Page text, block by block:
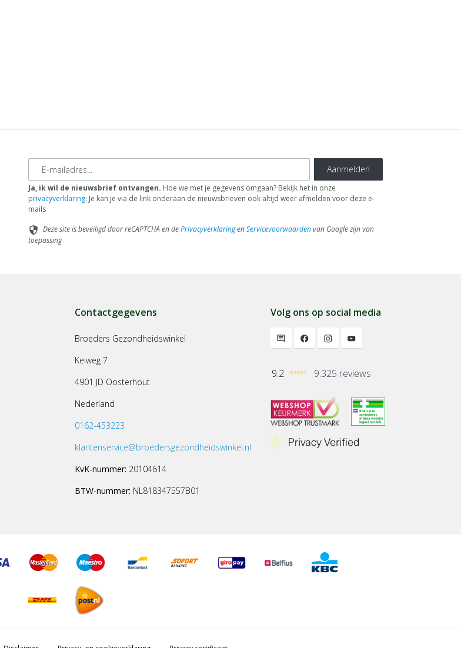
E-mailadres Aanmelden
Ja, ik wil de nieuwsbrief ontvangen. Hoe we met je gegevens omgaan? Bekijk het in onze
privacyverklaring. Je kan je via de link onderaan de nieuwsbrieven ook altijd weer afmelden voor deze e-
mails
security Deze site is beveiligd door reCAPTCHA en dePrivacyverklaringenServicevoorwaardenvan Google zijn van
toepassing
Contactgegevens
Broeders Gezondheidswinkel
Keiweg 7
4901 JD Oosterhout
Nederland
0162-453223
klantenservice@broedersgezondheidswinkel.nl
KvK-nummer: 20104614
BTW-nummer: NL818347557B01
Volg ons op social media
9.2 9.325 reviews